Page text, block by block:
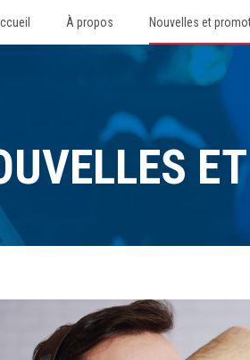
À propos Nouvelles et